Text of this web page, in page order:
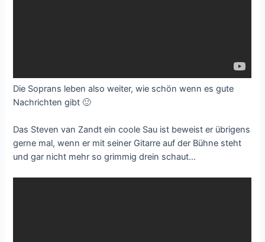
Die Soprans leben also weiter, wie schön wenn es gute
Nachrichten gibt 🙂
Das Steven van Zandt ein coole Sau ist beweist er übrigens
gerne mal, wenn er mit seiner Gitarre auf der Bühne steht
und gar nicht mehr so grimmig drein schaut…